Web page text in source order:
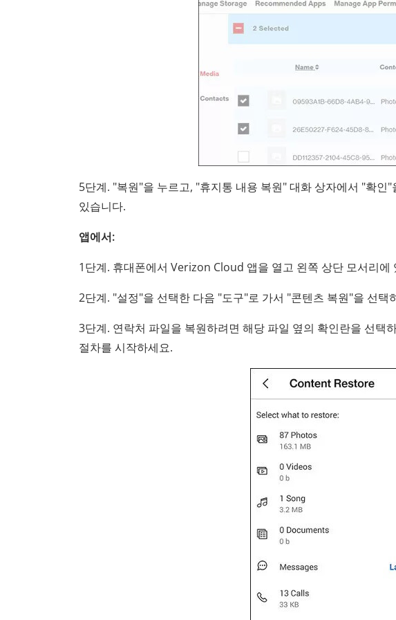
5단계. "복원"을 누르고, "휴지통 내용 복원" 대화 상자에서 "확인
있습니다.
앱에서:
1단계. 휴대폰에서 Verizon Cloud 앱을 열고 왼쪽 상단 모서리에
2단계. "설정"을 선택한 다음 "도구"로 가서 "콘텐츠 복원"을 선택
3단계. 연락처 파일을 복원하려면 해당 파일 옆의 확인란을 선택
절차를 시작하세요.